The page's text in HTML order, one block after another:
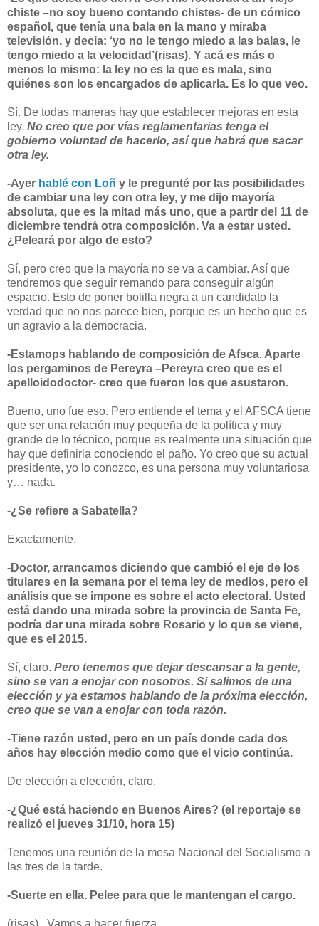
chiste –no soy bueno contando chistes- de un cómico
español, que tenía una bala en la mano y miraba
televisión, y decía: ‘yo no le tengo miedo a las balas, le
tengo miedo a la velocidad’(risas). Y acá es más o
menos lo mismo: la ley no es la que es mala, sino
quiénes son los encargados de aplicarla. Es lo que veo.
Sí. De todas maneras hay que establecer mejoras en esta
ley. No creo que por vías reglamentarias tenga el
gobierno voluntad de hacerlo, así que habrá que sacar
otra ley.
-Ayer hablé con Loñ y le pregunté por las posibilidades
de cambiar una ley con otra ley, y me dijo mayoría
absoluta, que es la mitad más uno, que a partir del 11 de
diciembre tendrá otra composición. Va a estar usted.
¿Peleará por algo de esto?
Sí, pero creo que la mayoría no se va a cambiar. Así que
tendremos que seguir remando para conseguir algún
espacio. Esto de poner bolilla negra a un candidato la
verdad que no nos parece bien, porque es un hecho que es
un agravio a la democracia.
-Estamops hablando de composición de Afsca. Aparte
los pergaminos de Pereyra –Pereyra creo que es el
apelloidodoctor- creo que fueron los que asustaron.
Bueno, uno fue eso. Pero entiende el tema y el AFSCA tiene
que ser una relación muy pequeña de la política y muy
grande de lo técnico, porque es realmente una situación que
hay que definirla conociendo el paño. Yo creo que su actual
presidente, yo lo conozco, es una persona muy voluntariosa
y… nada.
-¿Se refiere a Sabatella?
Exactamente.
-Doctor, arrancamos diciendo que cambió el eje de los
titulares en la semana por el tema ley de medios, pero el
análisis que se impone es sobre el acto electoral. Usted
está dando una mirada sobre la provincia de Santa Fe,
podría dar una mirada sobre Rosario y lo que se viene,
que es el 2015.
Sí, claro. Pero tenemos que dejar descansar a la gente,
sino se van a enojar con nosotros. Si salimos de una
elección y ya estamos hablando de la próxima elección,
creo que se van a enojar con toda razón.
-Tiene razón usted, pero en un país donde cada dos
años hay elección medio como que el vicio continúa.
De elección a elección, claro.
-¿Qué está haciendo en Buenos Aires? (el reportaje se
realizó el jueves 31/10, hora 15)
Tenemos una reunión de la mesa Nacional del Socialismo a
las tres de la tarde.
-Suerte en ella. Pelee para que le mantengan el cargo.
(risas)...Vamos a hacer fuerza.